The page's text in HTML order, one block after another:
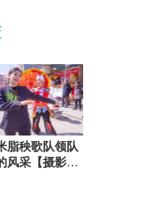
脂秧歌队领队
风采【摄影张